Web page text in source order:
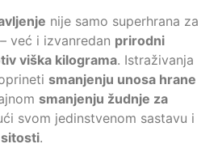
nije samo superhrana za
već i izvanredan prirodni
viška kilograma. Istraživanja
smanjenju unosa hrane
smanjenju žudnje za
svom jedinstvenom sastavu i
.